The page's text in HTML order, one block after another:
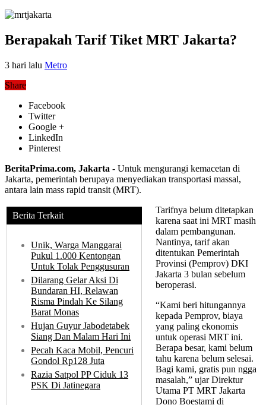
Berapakah Tarif Tiket MRT Jakarta?
3 hari lalu Metro
Share
Facebook
Twitter
Google +
LinkedIn
Pinterest
BeritaPrima.com, Jakarta - Untuk mengurangi kemacetan di
Jakarta, pemerintah berupaya menyediakan transportasi massal,
antara lain mass rapid transit (MRT).
Berita Terkait
Unik, Warga Manggarai
Pukul 1.000 Kentongan
Untuk Tolak Penggusuran
Dilarang Gelar Aksi Di
Bundaran HI, Relawan
Risma Pindah Ke Silang
Barat Monas
Hujan Guyur Jabodetabek
Siang Dan Malam Hari Ini
Pecah Kaca Mobil, Pencuri
Gondol Rp128 Juta
Razia Satpol PP Ciduk 13
PSK Di Jatinegara
Tarifnya belum ditetapkan
karena saat ini MRT masih
dalam pembangunan.
Nantinya, tarif akan
ditentukan Pemerintah
Provinsi (Pemprov) DKI
Jakarta 3 bulan sebelum
beroperasi.
“Kami beri hitungannya
kepada Pemprov, biaya
yang paling ekonomis
untuk operasi MRT ini.
Berapa besar, kami belum
tahu karena belum selesai.
Bagi kami, gratis pun ngga
masalah,” ujar Direktur
Utama PT MRT Jakarta
Dono Boestami di